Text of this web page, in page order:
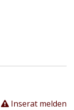
Inserat melden